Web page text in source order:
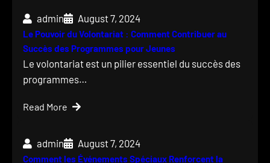
admin August 7, 2024
Le Pouvoir du Volontariat : Comment Contribuer au
Succès des Programmes pour Jeunes
Le volontariat est un pilier essentiel du succès des
programmes…
Read More
admin August 7, 2024
Comment les Événements Spéciaux Renforcent la